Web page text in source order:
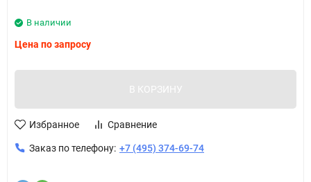
В наличии
Цена по запросу
В КОРЗИНУ
Избранное Сравнение
Заказ по телефону: +7 (495) 374-69-74